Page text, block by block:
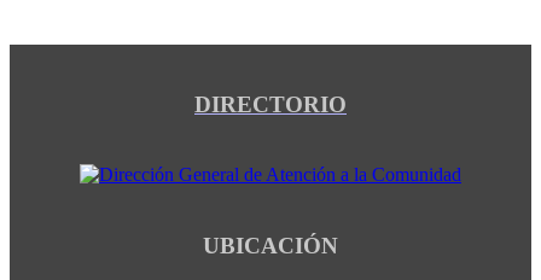
DIRECTORIO
UBICACIÓN